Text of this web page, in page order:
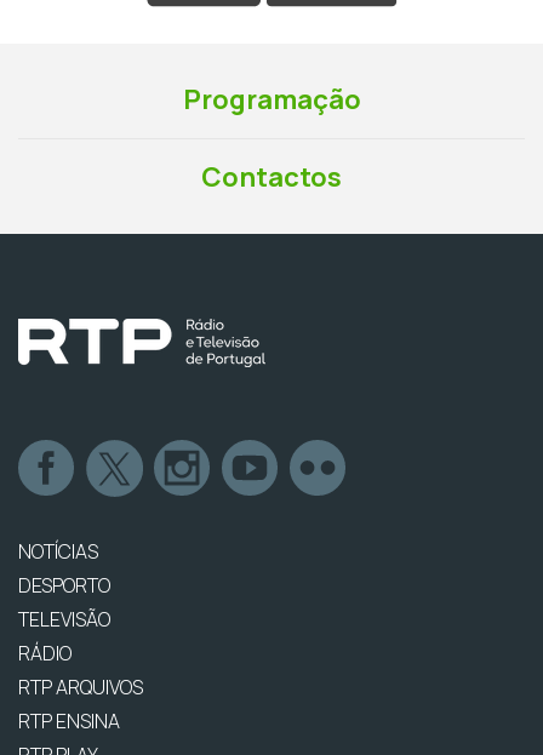
Programação
Contactos
NOTÍCIAS
DESPORTO
TELEVISÃO
RÁDIO
RTP ARQUIVOS
RTP ENSINA